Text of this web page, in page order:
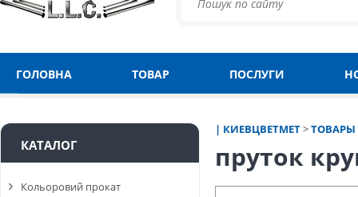
ГОЛОВНА ТОВАР ПОСЛУГИ
| КИЕВЦВЕТМЕТ>ТОВАРЫ
пруток
КАТАЛОГ
Кольоровий прокат